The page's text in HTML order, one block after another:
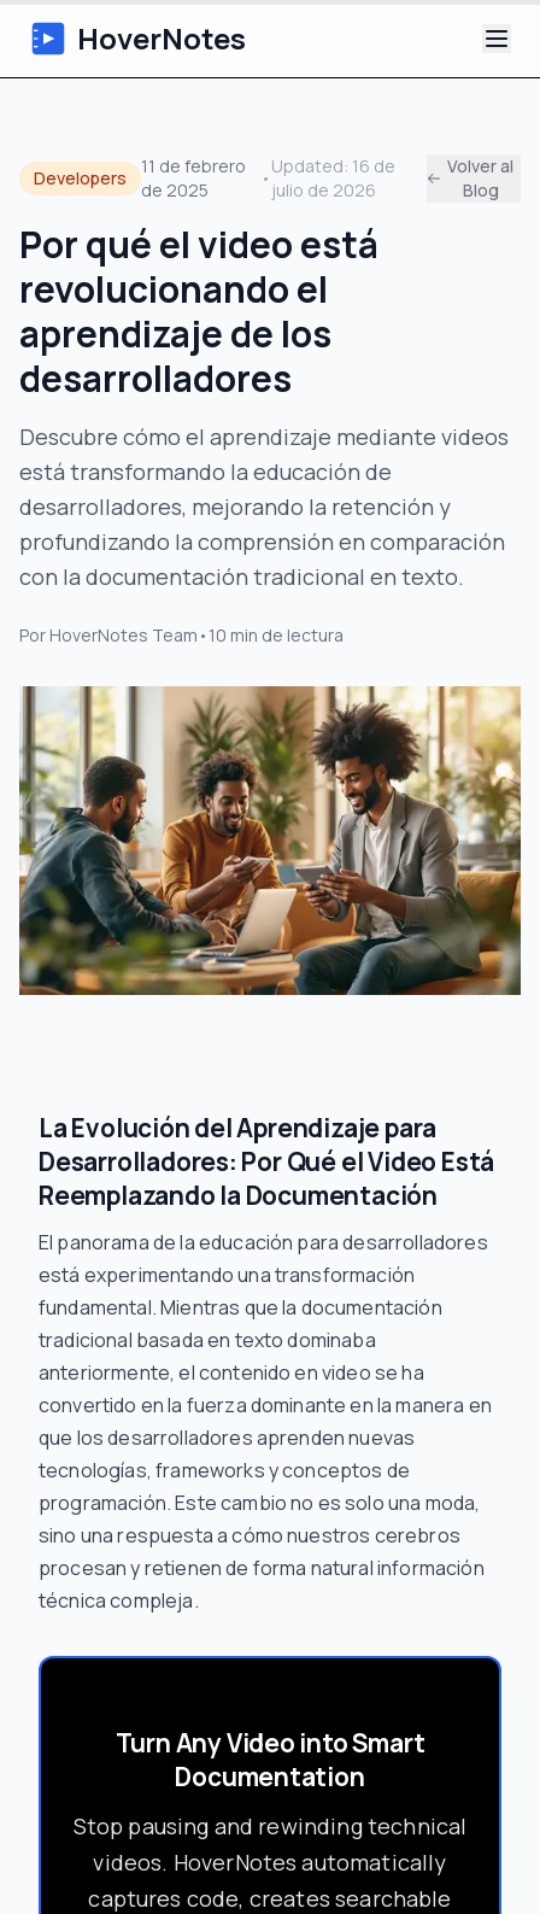
HoverNotes
Extension
Notas de Video con IA
Tutoriales
Acerca de
Blog
Developers
11 de febrero
de 2025
•
Updated: 16 de
julio de 2026
Volver al
Blog
Por qué el video está
revolucionando el
aprendizaje de los
desarrolladores
Descubre cómo el aprendizaje mediante videos
está transformando la educación de
desarrolladores, mejorando la retención y
profundizando la comprensión en comparación
con la documentación tradicional en texto.
Por HoverNotes Team • 10 min de lectura
La Evolución del Aprendizaje para
Desarrolladores: Por Qué el Video Está
Reemplazando la Documentación
El panorama de la educación para desarrolladores
está experimentando una transformación
fundamental. Mientras que la documentación
tradicional basada en texto dominaba
anteriormente, el contenido en video se ha
convertido en la fuerza dominante en la manera en
que los desarrolladores aprenden nuevas
tecnologías, frameworks y conceptos de
programación. Este cambio no es solo una moda,
sino una respuesta a cómo nuestros cerebros
procesan y retienen de forma natural información
técnica compleja.
Turn Any Video into Smart
Documentation
Stop pausing and rewinding technical
videos. HoverNotes automatically
captures code, creates searchable